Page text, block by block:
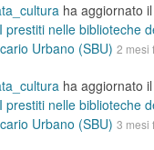
ha aggiornato
prestiti nelle biblioteche
Urbano (SBU) 2 mesi
ha aggiornato
prestiti nelle biblioteche
Urbano (SBU) 3 mesi